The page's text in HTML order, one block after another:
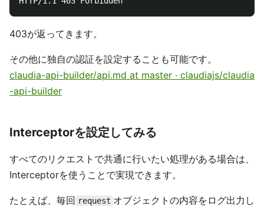
403が返ってきます。
その他に独自の認証を設定することも可能です。
claudia-api-builder/api.md at master · claudiajs/claudia
-api-builder
Interceptorを設定してみる
すべてのリクエストで共通に行いたい処理がある場合は、
Interceptorを使うことで実現できます。
たとえば、毎回 request オブジェクトの内容をログ出力し